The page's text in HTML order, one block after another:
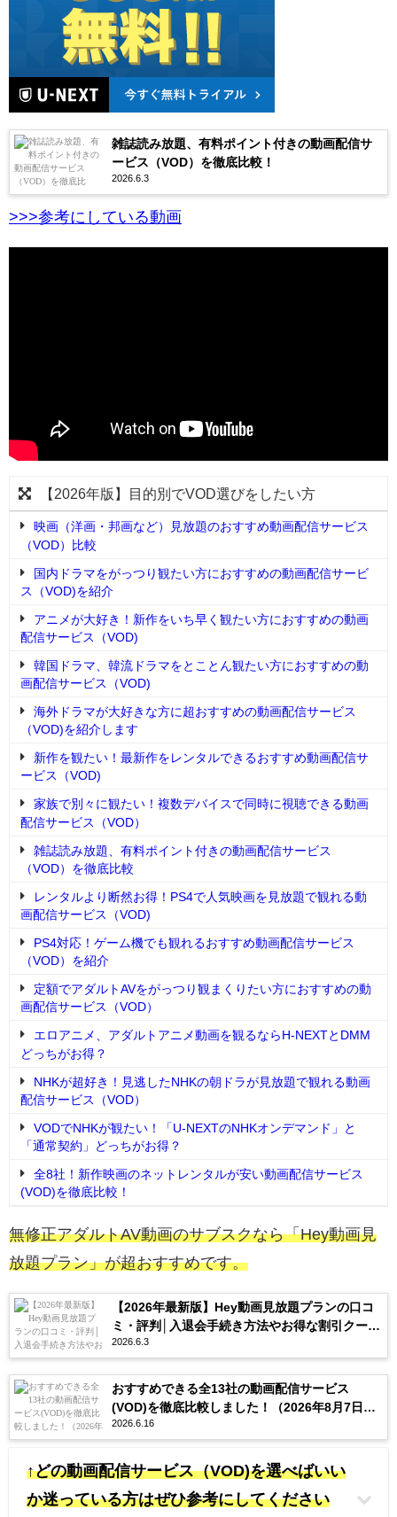
雑誌読み放題、有料ポイント付きの動画配信サ
ービス（VOD）を徹底比較！
2026.6.3
>>>参考にしている動画
【2026年版】目的別でVOD選びをしたい方
映画（洋画・邦画など）見放題のおすすめ動画配信サービス
（VOD）比較
国内ドラマをがっつり観たい方におすすめの動画配信サービ
ス（VOD)を紹介
アニメが大好き！新作をいち早く観たい方におすすめの動画
配信サービス（VOD)
韓国ドラマ、韓流ドラマをとことん観たい方におすすめの動
画配信サービス（VOD)
海外ドラマが大好きな方に超おすすめの動画配信サービス
（VOD)を紹介します
新作を観たい！最新作をレンタルできるおすすめ動画配信サ
ービス（VOD)
家族で別々に観たい！複数デバイスで同時に視聴できる動画
配信サービス（VOD）
雑誌読み放題、有料ポイント付きの動画配信サービス
（VOD）を徹底比較
レンタルより断然お得！PS4で人気映画を見放題で観れる動
画配信サービス（VOD)
PS4対応！ゲーム機でも観れるおすすめ動画配信サービス
（VOD）を紹介
定額でアダルトAVをがっつり観まくりたい方におすすめの動
画配信サービス（VOD）
エロアニメ、アダルトアニメ動画を観るならH-NEXTとDMM
どっちがお得？
NHKが超好き！見逃したNHKの朝ドラが見放題で観れる動画
配信サービス（VOD）
VODでNHKが観たい！「U-NEXTのNHKオンデマンド」と
「通常契約」どっちがお得？
全8社！新作映画のネットレンタルが安い動画配信サービス
(VOD)を徹底比較！
無修正アダルトAV動画のサブスクなら「Hey動画見
放題プラン」が超おすすめです。
【2026年最新版】Hey動画見放題プランの口コ
ミ・評判│入退会手続き方法やお得な割引クーポ
ンを紹介
2026.6.3
おすすめできる全13社の動画配信サービス
(VOD)を徹底比較しました！（2026年8月7日更
新）
2026.6.16
↑どの動画配信サービス（VOD)を選べばいい
か迷っている方はぜひ参考にしてください